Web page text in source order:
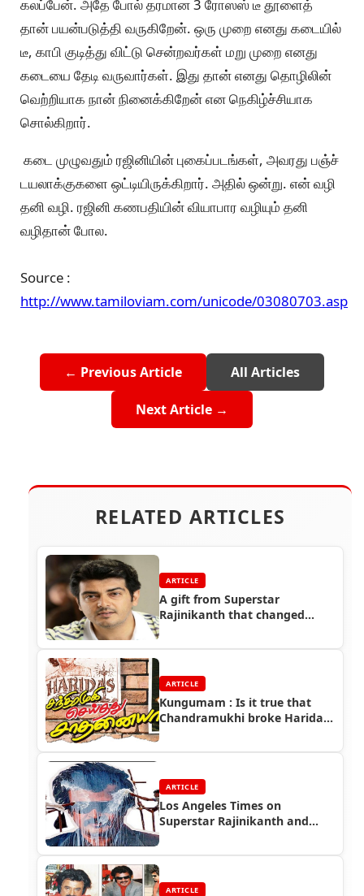
கலப்பேன். அதே போல் தரமான 3 ரோஸஸ் டீ தூளைத்
தான் பயன்படுத்தி வருகிறேன். ஒரு முறை எனது கடையில்
டீ, காபி குடித்து விட்டு சென்றவர்கள் மறு முறை எனது
கடையை தேடி வருவார்கள். இது தான் எனது தொழிலின்
வெற்றியாக நான் நினைக்கிறேன் என நெகிழ்ச்சியாக
சொல்கிறார்.
கடை முழுவதும் ரஜினியின் புகைப்படங்கள், அவரது பஞ்ச்
டயலாக்குகளை ஒட்டியிருக்கிறார். அதில் ஒன்று. என் வழி
தனி வழி. ரஜினி கணபதியின் வியாபார வழியும் தனி
வழிதான் போல.
Source :
http://www.tamiloviam.com/unicode/03080703.asp
← Previous Article All Articles
Next Article →
RELATED ARTICLES
ARTICLE
A gift from Superstar
Rajinikanth that changed
ARTICLE
Kungumam : Is it true that
Chandramukhi broke Haridas
ARTICLE
Los Angeles Times on
Superstar Rajinikanth and
ARTICLE